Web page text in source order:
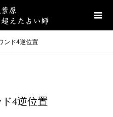
ド4逆位置
4逆位置